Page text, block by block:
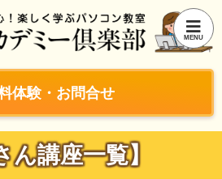
体験・お問合せ
ん講座一覧】